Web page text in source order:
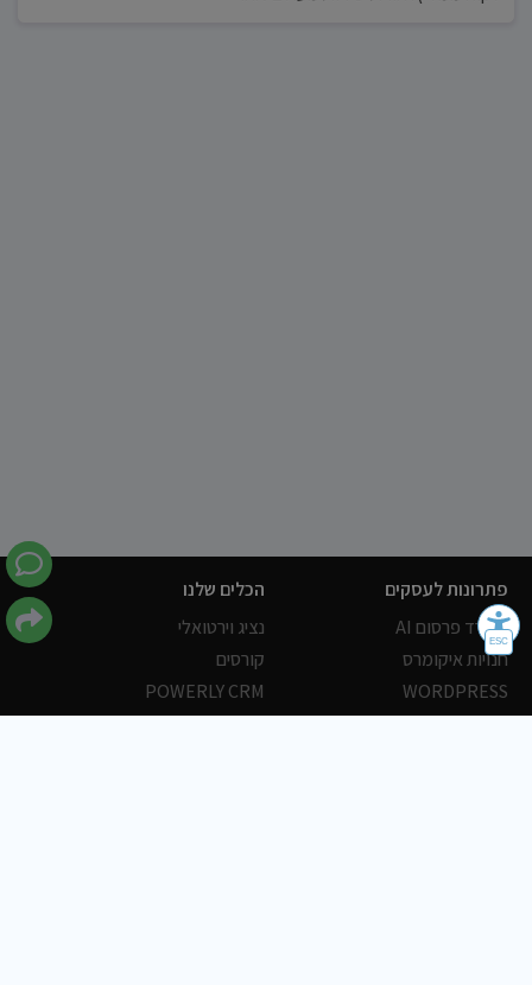
פתרונות לעסקים
משרד פרסום AI
חנויות איקומרס
WORDPRESS
אחסון ושרתים
הכלים שלנו
נציג וירטואלי
קורסים
POWERLY CRM
הלקוחות שלנו